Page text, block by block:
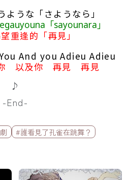
ような「さようなら」
「sayounara」
重逢的「再見」
Adieu Adieu Love You And you Adieu Adieu
以及你 再見 再見
♪
-End-
#誰看見了孔雀在跳舞？